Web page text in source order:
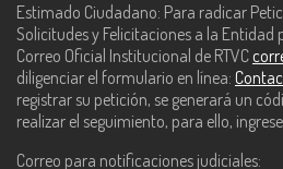
Estimado Ciudadano: Para radicar
Solicitudes y Felicitaciones a la Entidad
Correo Oficial Institucional de RTVC
diligenciar el formulario en línea:
registrar su petición, se generará un
realizar el seguimiento, para ello,
Correo para notificaciones judiciales: